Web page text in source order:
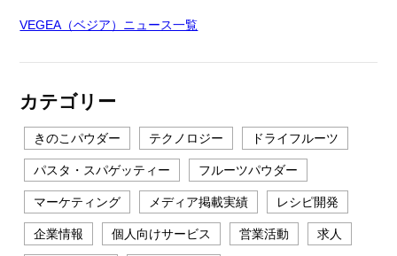
VEGEA（ベジア）ニュース一覧
カテゴリー
きのこパウダー テクノロジー ドライフルーツ
パスタ・スパゲッティー フルーツパウダー
マーケティング メディア掲載実績 レシピ開発
企業情報 個人向けサービス 営業活動 求人